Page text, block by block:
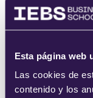
Esta página web
Las cookies de
contenido y los
Nombre